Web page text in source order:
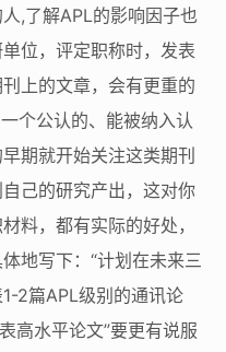
,了解APL的影响因子也
位，评定职称时，发表
上的文章，会有更重的
个公认的、能被纳入认
期就开始关注这类期刊
己的研究产出，这对你
料，都有实际的好处，
地写下：“计划在未来三
2篇APL级别的通讯论
高水平论文”要更有说服